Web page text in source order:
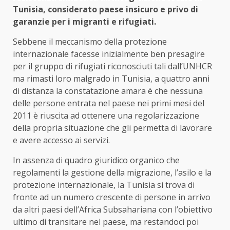
Tunisia, considerato paese insicuro e privo di
garanzie per i migranti e rifugiati.
Sebbene il meccanismo della protezione
internazionale facesse inizialmente ben presagire
per il gruppo di rifugiati riconosciuti tali dall’UNHCR
ma rimasti loro malgrado in Tunisia, a quattro anni
di distanza la constatazione amara è che nessuna
delle persone entrata nel paese nei primi mesi del
2011 è riuscita ad ottenere una regolarizzazione
della propria situazione che gli permetta di lavorare
e avere accesso ai servizi.
In assenza di quadro giuridico organico che
regolamenti la gestione della migrazione, l’asilo e la
protezione internazionale, la Tunisia si trova di
fronte ad un numero crescente di persone in arrivo
da altri paesi dell’Africa Subsahariana con l’obiettivo
ultimo di transitare nel paese, ma restandoci poi